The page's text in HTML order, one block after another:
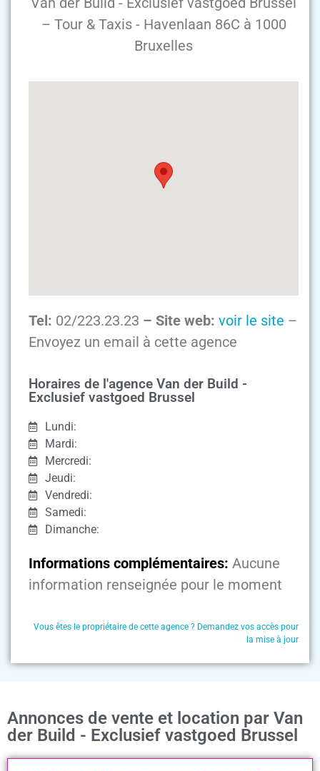
– Tour & Taxis - Havenlaan 86C à 1000
Bruxelles
Tel: 02/223.23.23 – Site web: voir le site –
Envoyez un email à cette agence
Horaires de l'agence Van der Build -
Exclusief vastgoed Brussel
Lundi:
Mardi:
Mercredi:
Jeudi:
Vendredi:
Samedi:
Dimanche:
Informations complémentaires: Aucune
information renseignée pour le moment
Vous êtes le propriétaire de cette agence ? Demandez vos accès pour
la mise à jour
Annonces de vente et location par Van
der Build - Exclusief vastgoed Brussel